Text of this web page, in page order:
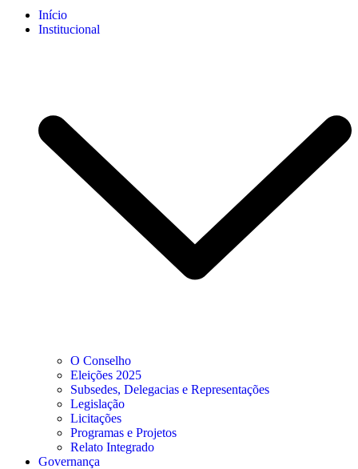
Início
Institucional
O Conselho
Eleições 2025
Subsedes, Delegacias e Representações
Legislação
Licitações
Programas e Projetos
Relato Integrado
Governança